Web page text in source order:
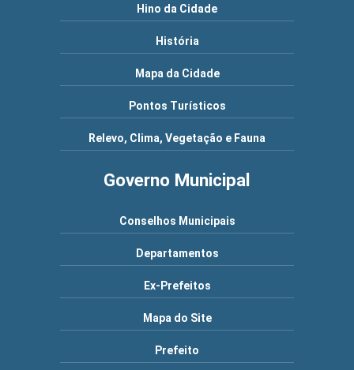
Hino da Cidade
História
Mapa da Cidade
Pontos Turísticos
Relevo, Clima, Vegetação e Fauna
Governo Municipal
Conselhos Municipais
Departamentos
Ex-Prefeitos
Mapa do Site
Prefeito